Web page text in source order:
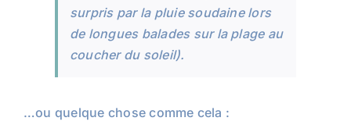
surpris par la pluie soudaine lors
de longues balades sur la plage au
coucher du soleil).
…ou quelque chose comme cela :